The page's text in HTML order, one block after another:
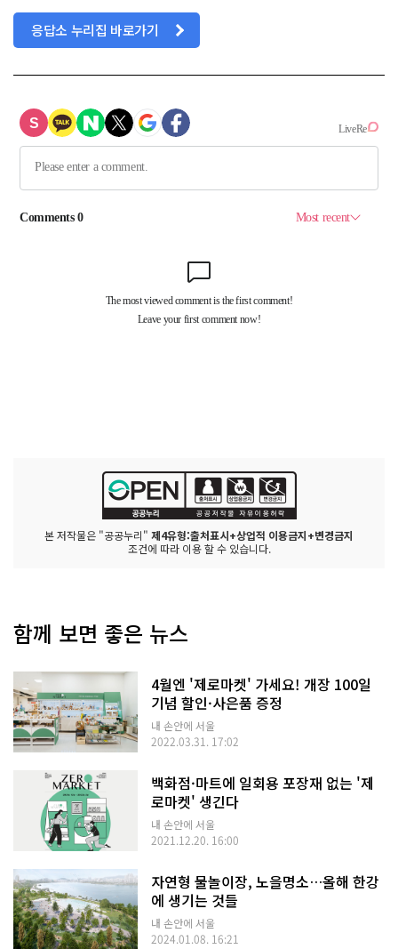
응답소 누리집 바로가기
본 저작물은 "공공누리" 제4유형:출처표시+상업적 이용금지+변경금지
조건에 따라 이용 할 수 있습니다.
함께 보면 좋은 뉴스
4월엔 '제로마켓' 가세요! 개장 100일
기념 할인·사은품 증정
내 손안에 서울
2022.03.31. 17:02
백화점·마트에 일회용 포장재 없는 '제
로마켓' 생긴다
내 손안에 서울
2021.12.20. 16:00
자연형 물놀이장, 노을명소…올해 한강
에 생기는 것들
내 손안에 서울
2024.01.08. 16:21